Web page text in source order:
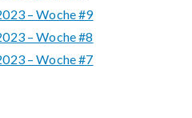
– Woche #9
– Woche #8
– Woche #7